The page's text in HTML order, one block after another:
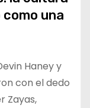
una
Haney y
con el dedo
Zayas,